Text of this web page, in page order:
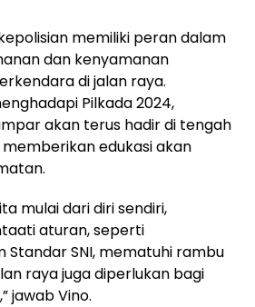
memiliki peran dalam
dan kenyamanan
di jalan raya.
Pilkada 2024,
akan terus hadir di tengah
edukasi akan
mulai dari diri sendiri,
aturan, seperti
Standar SNI, mematuhi rambu
raya juga diperlukan bagi
jawab Vino.